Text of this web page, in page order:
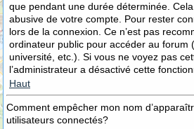
que pendant une durée déterminée. Cela
abusive de votre compte. Pour rester
lors de la connexion. Ce n’est pas
ordinateur public pour accéder au forum
université, etc.). Si vous ne voyez pas
l’administrateur a désactivé cette
Haut
Comment empêcher mon nom
utilisateurs connectés?